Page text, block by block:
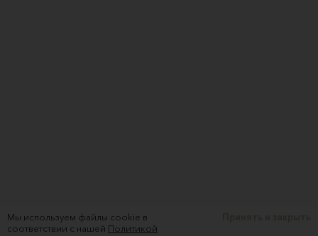
Мы используем файлы cookie в
соответствии с нашей Политикой